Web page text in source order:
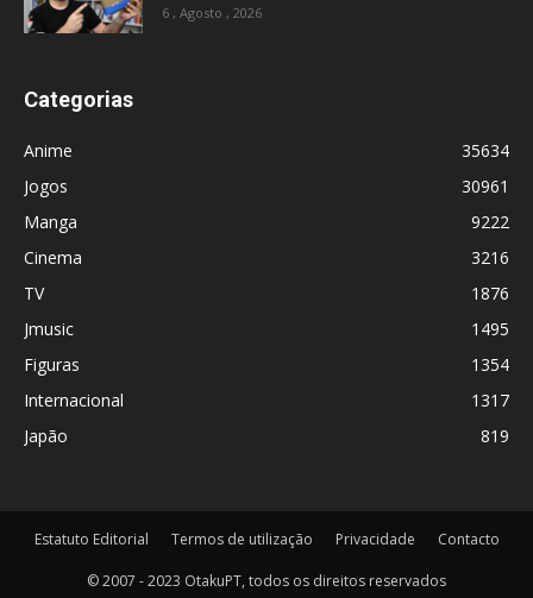
6 , Agosto , 2026
Categorias
Anime
35634
Jogos
30961
Manga
9222
Cinema
3216
TV
1876
Jmusic
1495
Figuras
1354
Internacional
1317
Japão
819
Estatuto Editorial Termos de utilização Privacidade Contacto
© 2007 - 2023 OtakuPT, todos os direitos reservados